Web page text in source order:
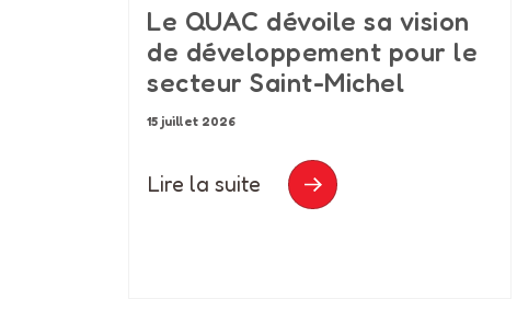
Le QUAC dévoile sa vision
de développement pour le
secteur Saint-Michel
15 juillet 2026
Lire la suite